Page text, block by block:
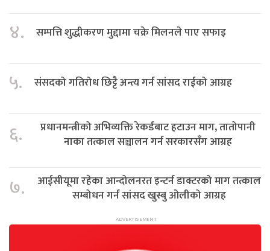
४. सम्पत्ति शुद्धीकरण मुद्दामा चक्रे मिलनले पाए सफाइ
५. संसदको गतिरोध छिट्टै अन्त्य गर्न सांसद राईको आग्रह
६.
प्रधानमन्त्रीको अभिव्यक्ति रेकर्डबाट हटाउन माग, तातोपानी
नाका तत्काल सञ्चालन गर्न सरकारसँग आग्रह
७.
आईसीयूमा रहेका आन्दोलनरत इन्टर्न डाक्टरको माग तत्काल
सम्बोधन गर्न सांसद खुस्बु ओलीको आग्रह